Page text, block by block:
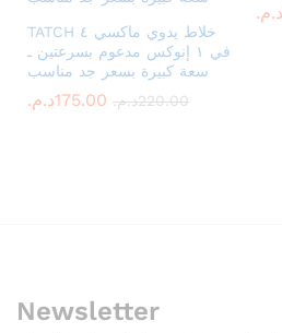
TATCH خلاط يدوي ماكسي ٤
في ١ إنوكس مدعوم بسرعتين ـ
سعة كبيرة بسعر جد مناسب
175.00د.م. 220.00د.م.
د.م.
Newsletter